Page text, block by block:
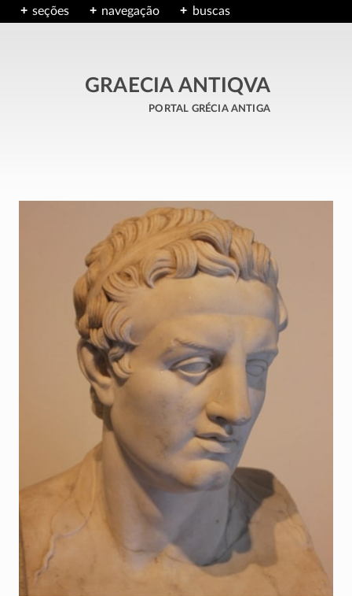
seções navegação buscas
GRAECIA ANTIQVA
portal grécia antiga